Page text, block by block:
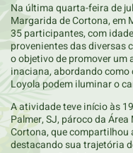
Na última quarta-feira de
Margarida de Cortona, em
35 participantes, com
provenientes das diversas
o objetivo de promover
inaciana, abordando
Loyola podem iluminar o
A atividade teve início às
Palmer, SJ, pároco da
Cortona, que compartilhou
destacando sua trajetória